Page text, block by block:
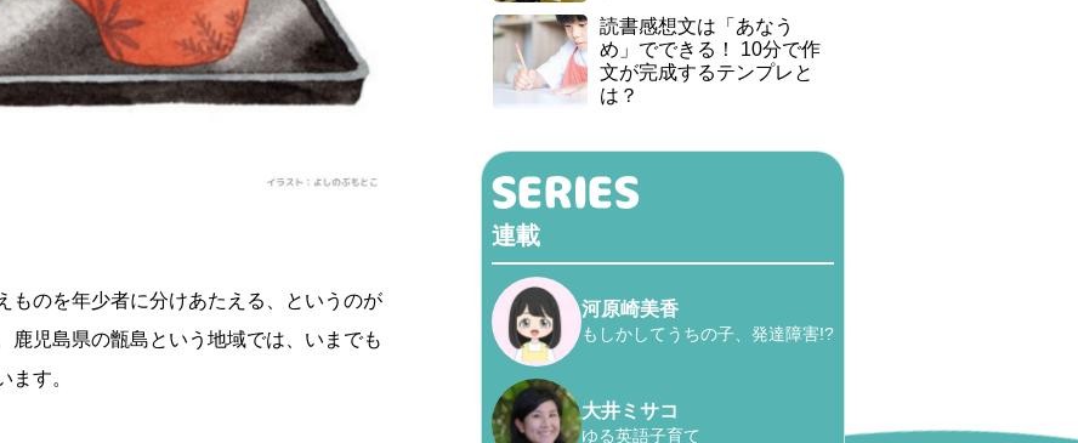
ものを年少者に分けあたえる、というのが
鹿児島県の甑島という地域では、いまでも
ます。
読書感想文は「あなう
め」でできる！ 10分で作
文が完成するテンプレと
は？
連載
河原崎美香
もしかしてうちの子、発達障害!?
大井ミサコ
ゆる英語子育て